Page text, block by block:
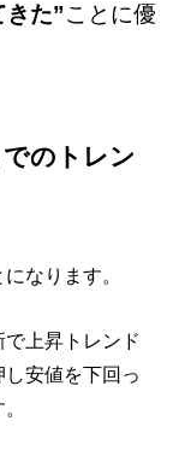
きた”ことに優
のトレン
なります。
上昇トレンド
安値を下回っ